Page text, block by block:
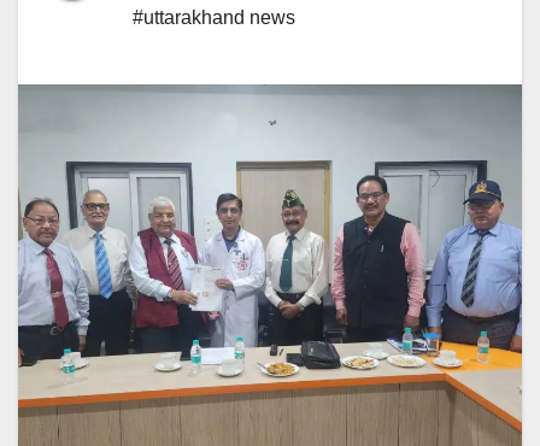
#uttarakhand news